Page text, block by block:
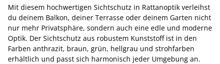
Mit diesem hochwertigen Sichtschutz in Rattanoptik verleihst
du deinem Balkon, deiner Terrasse oder deinem Garten nicht
nur mehr Privatsphäre, sondern auch eine edle und moderne
Optik. Der Sichtschutz aus robustem Kunststoff ist in den
Farben anthrazit, braun, grün, hellgrau und strohfarben
erhältlich und passt sich harmonisch jeder Umgebung an.